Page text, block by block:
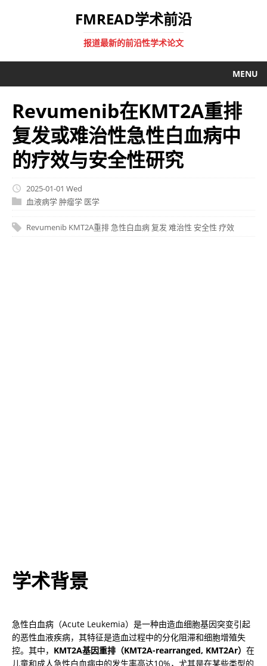
FMREAD学术前沿
报道最新的前沿性学术论文
MENU
Revumenib在KMT2A重排
复发或难治性急性白血病中
的疗效与安全性研究
2025-01-01 Wed
血液病学 肿瘤学 医学
Revumenib KMT2A重排 急性白血病复发 难治性 安全性 疗效
学术背景
急性白血病（Acute Leukemia）是一种由造血细胞基因突变引起
的恶性血液疾病，其特征是造血过程中的分化阻滞和细胞增殖失
控。其中， KMT2A基因重排（KMT2A-rearranged, KMT2Ar） 在
儿童和成人急性白血病中的发生率高达10%，尤其是在某些类型的